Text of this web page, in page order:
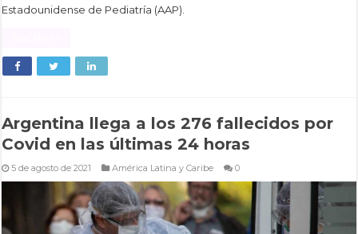
Estadounidense de Pediatría (AAP).
Argentina llega a los 276 fallecidos por
Covid en las últimas 24 horas
5 de agosto de 2021 América Latina y Caribe 0